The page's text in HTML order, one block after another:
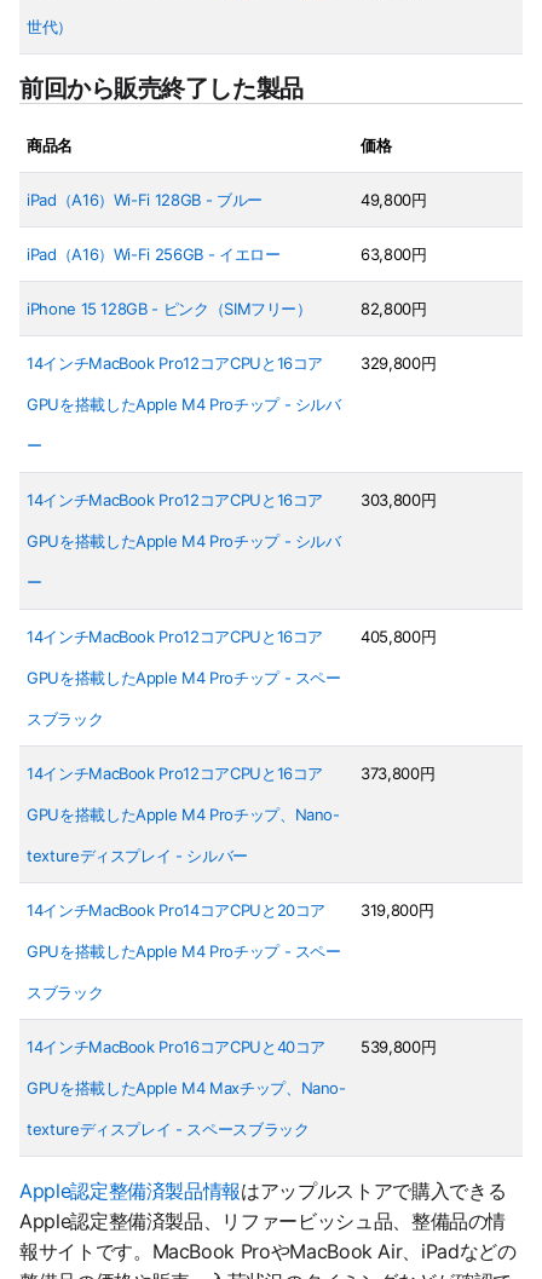
世代）
前回から販売終了した製品
商品名 価格
iPad（A16）Wi-Fi 128GB - ブルー 49,800円
iPad（A16）Wi-Fi 256GB - イエロー 63,800円
iPhone 15 128GB - ピンク（SIMフリー） 82,800円
14インチMacBook Pro12コアCPUと16コア
GPUを搭載したApple M4 Proチップ - シルバ
ー
329,800円
14インチMacBook Pro12コアCPUと16コア
GPUを搭載したApple M4 Proチップ - シルバ
ー
303,800円
14インチMacBook Pro12コアCPUと16コア
GPUを搭載したApple M4 Proチップ - スペー
スブラック
405,800円
14インチMacBook Pro12コアCPUと16コア
GPUを搭載したApple M4 Proチップ、Nano-
textureディスプレイ - シルバー
373,800円
14インチMacBook Pro14コアCPUと20コア
GPUを搭載したApple M4 Proチップ - スペー
スブラック
319,800円
14インチMacBook Pro16コアCPUと40コア
GPUを搭載したApple M4 Maxチップ、Nano-
textureディスプレイ - スペースブラック
539,800円
Apple認定整備済製品情報はアップルストアで購入できる
Apple認定整備済製品、リファービッシュ品、整備品の情
報サイトです。MacBook ProやMacBook Air、iPadなどの